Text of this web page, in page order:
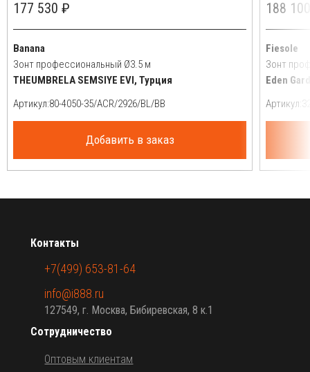
177 530 ₽
Banana
Зонт профессиональный Ø3.5 м
THEUMBRELA SEMSIYE EVI, Турция
Артикул:
Добавить в заказ
188
Fiesole
Зонт
Eden
Артикул:
Сотрудничество
Оптовым клиентам
Контакты
+7(499) 653-81-64
info@i888.ru
127549, г. Москва, Бибиревская, 8 к.1